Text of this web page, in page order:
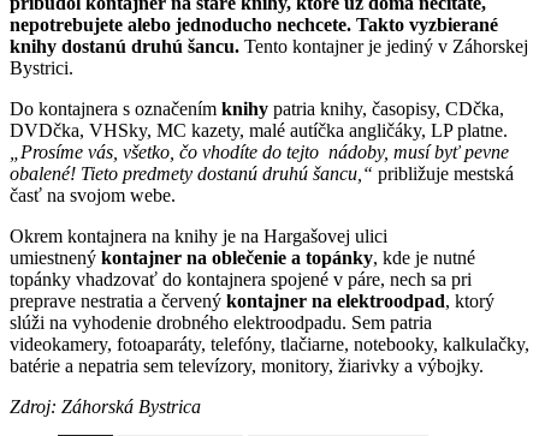
nepotrebujete alebo jednoducho nechcete. Takto vyzbierané
knihy dostanú druhú šancu. Tento kontajner je jediný v Záhorskej
Bystrici.
Do kontajnera s označením knihy patria knihy, časopisy, CDčka,
DVDčka, VHSky, MC kazety, malé autíčka angličáky, LP platne.
„Prosíme vás, všetko, čo vhodíte do tejto nádoby, musí byť pevne
obalené! Tieto predmety dostanú druhú šancu,“ približuje mestská
časť na svojom webe.
Okrem kontajnera na knihy je na Hargašovej ulici
umiestnený kontajner na oblečenie a topánky, kde je nutné
topánky vhadzovať do kontajnera spojené v páre, nech sa pri
preprave nestratia a červený kontajner na elektroodpad, ktorý
slúži na vyhodenie drobného elektroodpadu. Sem patria
videokamery, fotoaparáty, telefóny, tlačiarne, notebooky, kalkulačky,
batérie a nepatria sem televízory, monitory, žiarivky a výbojky.
Zdroj: Záhorská Bystrica